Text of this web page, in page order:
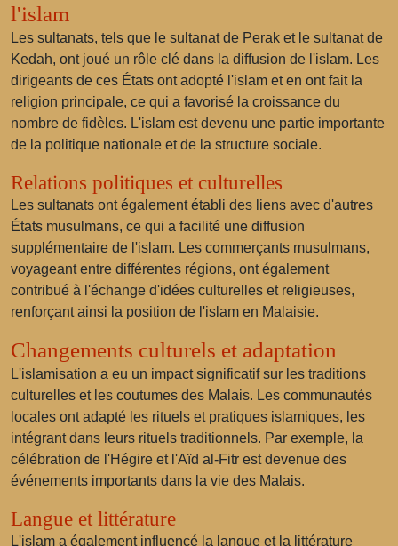
l'islam
Les sultanats, tels que le sultanat de Perak et le sultanat de
Kedah, ont joué un rôle clé dans la diffusion de l'islam. Les
dirigeants de ces États ont adopté l'islam et en ont fait la
religion principale, ce qui a favorisé la croissance du
nombre de fidèles. L'islam est devenu une partie importante
de la politique nationale et de la structure sociale.
Relations politiques et culturelles
Les sultanats ont également établi des liens avec d'autres
États musulmans, ce qui a facilité une diffusion
supplémentaire de l'islam. Les commerçants musulmans,
voyageant entre différentes régions, ont également
contribué à l'échange d'idées culturelles et religieuses,
renforçant ainsi la position de l'islam en Malaisie.
Changements culturels et adaptation
L'islamisation a eu un impact significatif sur les traditions
culturelles et les coutumes des Malais. Les communautés
locales ont adapté les rituels et pratiques islamiques, les
intégrant dans leurs rituels traditionnels. Par exemple, la
célébration de l'Hégire et l'Aïd al-Fitr est devenue des
événements importants dans la vie des Malais.
Langue et littérature
L'islam a également influencé la langue et la littérature